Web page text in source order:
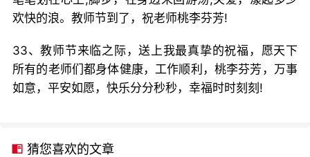
欢快的浪。教师节到了，祝老师桃李芬芳!
33、教师节来临之际，送上我最真挚的祝福，愿天下
所有的老师们都身体健康，工作顺利，桃李芬芳，万事
如意，平安如愿，快乐分分秒秒，幸福时时刻刻!
猜您喜欢的文章